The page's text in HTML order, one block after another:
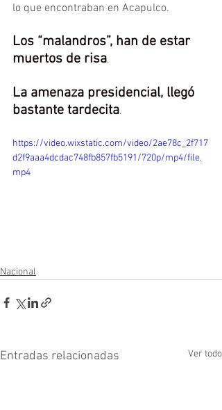
lo que encontraban en Acapulco.
Los “malandros”, han de estar
muertos de risa.
La amenaza presidencial, llegó
bastante tardecita.
https://video.wixstatic.com/video/2ae78c_2f717
d2f9aaa4dcdac748fb857fb5191/720p/mp4/file.
mp4
Nacional
Entradas relacionadas Ver todo